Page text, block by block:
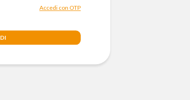
Accedi con OTP